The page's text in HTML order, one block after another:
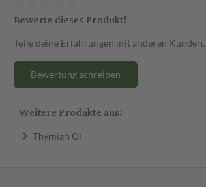
Bewerte dieses Produkt!
Teile deine Erfahrungen mit anderen Kunden.
Bewertung schreiben
Weitere Produkte aus:
Thymian Öl